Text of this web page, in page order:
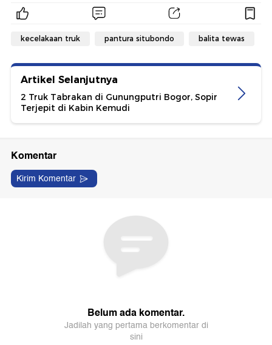
kecelakaan truk pantura situbondo balita tewas
Artikel Selanjutnya
2 Truk Tabrakan di Gunungputri Bogor, Sopir
Terjepit di Kabin Kemudi